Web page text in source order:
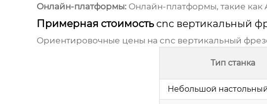
Онлайн-платформы:Онлайн-платформы, такие как
Примерная стоимость cnc вертикальный
Ориентировочные цены на cnc вертикальный
Тип станка
Небольшой